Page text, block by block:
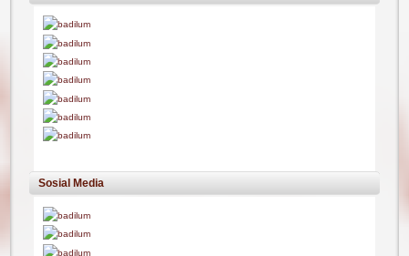
Sosial Media